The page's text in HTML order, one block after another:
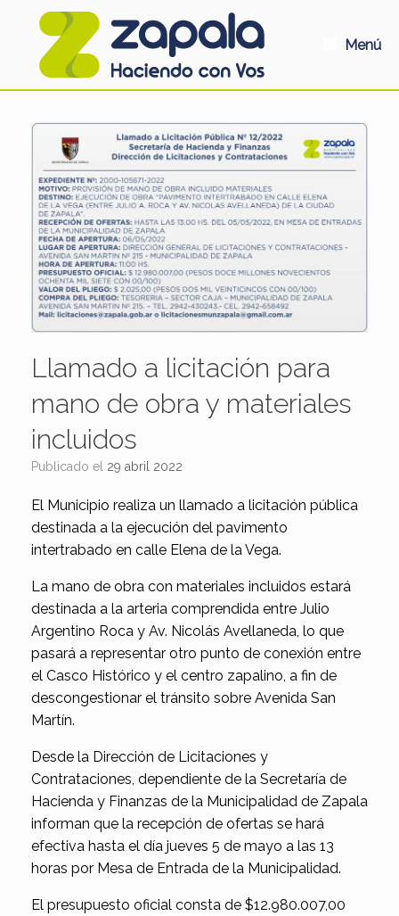
Menú
Llamado a licitación para
mano de obra y materiales
incluidos
Publicado el 29 abril 2022
El Municipio realiza un llamado a licitación pública
destinada a la ejecución del pavimento
intertrabado en calle Elena de la Vega.
La mano de obra con materiales incluidos estará
destinada a la arteria comprendida entre Julio
Argentino Roca y Av. Nicolás Avellaneda, lo que
pasará a representar otro punto de conexión entre
el Casco Histórico y el centro zapalino, a fin de
descongestionar el tránsito sobre Avenida San
Martín.
Desde la Dirección de Licitaciones y
Contrataciones, dependiente de la Secretaría de
Hacienda y Finanzas de la Municipalidad de Zapala
informan que la recepción de ofertas se hará
efectiva hasta el día jueves 5 de mayo a las 13
horas por Mesa de Entrada de la Municipalidad.
El presupuesto oficial consta de $12.980.007,00